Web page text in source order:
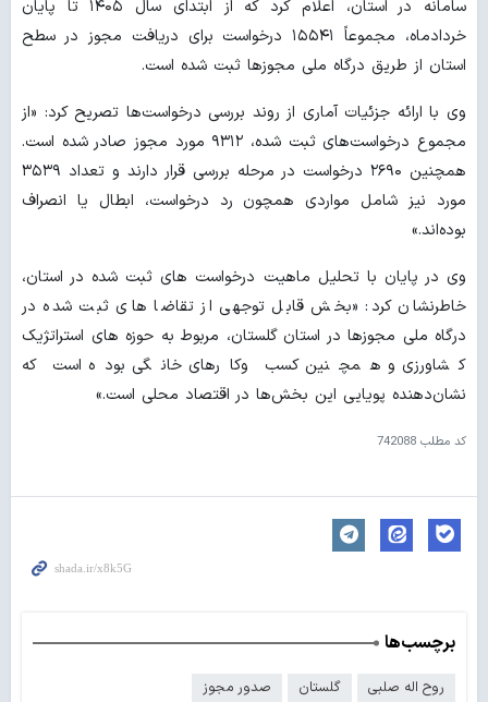
سامانه در استان، اعلام کرد که از ابتدای سال ۱۴۰۵ تا پایان
خردادماه، مجموعاً ۱۵۵۴۱ درخواست برای دریافت مجوز در سطح
استان از طریق درگاه ملی مجوزها ثبت شده است.
وی با ارائه جزئیات آماری از روند بررسی درخواست‌ها تصریح کرد: «از
مجموع درخواست‌های ثبت شده، ۹۳۱۲ مورد مجوز صادر شده است.
همچنین ۲۶۹۰ درخواست در مرحله بررسی قرار دارند و تعداد ۳۵۳۹
مورد نیز شامل مواردی همچون رد درخواست، ابطال یا انصراف
بوده‌اند.»
وی در پایان با تحلیل ماهیت درخواست ‌های ثبت شده در استان،
خاطرنشان کرد: «بخش قابل توجهی از تقاضا های ثبت شده در
درگاه ملی مجوزها در استان گلستان، مربوط به حوزه‌ های استراتژیک
کشاورزی و همچنین کسب‌ وکارهای خانگی بوده است که
نشان‌دهنده پویایی این بخش‌ها در اقتصاد محلی است.»
کد مطلب 742088
برچسب‌ها
روح اله صلبی گلستان صدور مجوز